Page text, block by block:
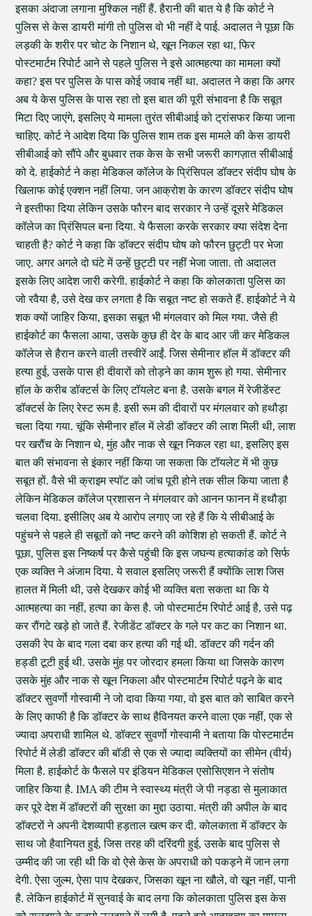
इसका अंदाजा लगाना मुश्किल नहीं हैं. हैरानी की बात ये है कि कोर्ट ने
पुलिस से केस डायरी मांगी तो पुलिस वो भी नहीं दे पाई. अदालत ने पूछा कि
लड़की के शरीर पर चोट के निशान थे, खून निकल रहा था, फिर
पोस्टमार्टम रिपोर्ट आने से पहले पुलिस ने इसे आत्महत्या का मामला क्यों
कहा? इस पर पुलिस के पास कोई जवाब नहीं था. अदालत ने कहा कि अगर
अब ये केस पुलिस के पास रहा तो इस बात की पूरी संभावना है कि सबूत
मिटा दिए जाएंगे, इसलिए ये मामला तुरंत सीबीआई को ट्रांसफर किया जाना
चाहिए. कोर्ट ने आदेश दिया कि पुलिस शाम तक इस मामले की केस डायरी
सीबीआई को सौंपे और बुधवार तक केस के सभी जरूरी कागज़ात सीबीआई
को दे. हाईकोर्ट ने कहा मेडिकल कॉलेज के प्रिंसिपल डॉक्टर संदीप घोष के
खिलाफ कोई एक्शन नहीं लिया. जन आक्रोश के कारण डॉक्टर संदीप घोष
ने इस्तीफा दिया लेकिन उसके फौरन बाद सरकार ने उन्हें दूसरे मेडिकल
कॉलेज का प्रिंसिपल बना दिया. ये फैसला करके सरकार क्या संदेश देना
चाहती है? कोर्ट ने कहा कि डॉक्टर संदीप घोष को फौरन छुट्टी पर भेजा
जाए. अगर अगले दो घंटे में उन्हें छुट्टी पर नहीं भेजा जाता. तो अदालत
इसके लिए आदेश जारी करेगी. हाईकोर्ट ने कहा कि कोलकाता पुलिस का
जो रवैया है, उसे देख कर लगता है कि सबूत नष्ट हो सकते हैं. हाईकोर्ट ने ये
शक क्यों जाहिर किया, इसका सबूत भी मंगलवार को मिल गया. जैसे ही
हाईकोर्ट का फैसला आया, उसके कुछ ही देर के बाद आर जी कर मेडिकल
कॉलेज से हैरान करने वाली तस्वीरें आईं. जिस सेमीनार हॉल में डॉक्टर की
हत्या हुई, उसके पास ही दीवारों को तोड़ने का काम शुरू हो गया. सेमीनार
हॉल के करीब डॉक्टर्स के लिए टॉयलेट बना है. उसके बगल में रेजीडेंस्ट
डॉक्टर्स के लिए रेस्ट रूम है. इसी रूम की दीवारों पर मंगलवार को हथौड़ा
चला दिया गया. चूंकि सेमीनार हॉल में लेडी डॉक्टर की लाश मिली थी, लाश
पर खरौंच के निशान थे, मुंह और नाक से खून निकल रहा था, इसलिए इस
बात की संभावना से इंकार नहीं किया जा सकता कि टॉयलेट में भी कुछ
सबूत हों. वैसे भी क्राइम स्पॉट को जांच पूरी होने तक सील किया जाता है
लेकिन मेडिकल कॉलेज प्रशासन ने मंगलवार को आनन फानन में हथौड़ा
चलवा दिया. इसीलिए अब ये आरोप लगाए जा रहे हैं कि ये सीबीआई के
पहुंचने से पहले ही सबूतों को नष्ट करने की कोशिश हो सकती हैं. कोर्ट ने
पूछा, पुलिस इस निष्कर्ष पर कैसे पहुंची कि इस जघन्य हत्याकांड को सिर्फ
एक व्यक्ति ने अंजाम दिया. ये सवाल इसलिए जरूरी हैं क्योंकि लाश जिस
हालत में मिली थी, उसे देखकर कोई भी व्यक्ति बता सकता था कि ये
आत्महत्या का नहीं, हत्या का केस है. जो पोस्टमार्टम रिपोर्ट आई है, उसे पढ़
कर रौंगटे खड़े हो जाते हैं. रेजीडेंट डॉक्टर के गले पर कट का निशान था.
उसकी रेप के बाद गला दबा कर हत्या की गई थी. डॉक्टर की गर्दन की
हड्डी टूटी हुई थी. उसके मुंह पर जोरदार हमला किया था जिसके कारण
उसके मुंह और नाक से खून निकला और पोस्टमार्टम रिपोर्ट पढ़ने के बाद
डॉक्टर सुवर्णो गोस्वामी ने जो दावा किया गया, वो इस बात को साबित करने
के लिए काफी है कि डॉक्टर के साथ हैविनयत करने वाला एक नहीं, एक से
ज्यादा अपराधी शामिल थे. डॉक्टर सुवर्णो गोस्वामी ने बताया कि पोस्टमार्टम
रिपोर्ट में लेडी डॉक्टर की बॉडी से एक से ज्यादा व्यक्तियों का सीमेन (वीर्य)
मिला है. हाईकोर्ट के फैसले पर इंडियन मेडिकल एसोसिएशन ने संतोष
जाहिर किया है. IMA की टीम ने स्वास्थ्य मंत्री जे पी नड्डा से मुलाकात
कर पूरे देश में डॉक्टरों की सुरक्षा का मुद्दा उठाया. मंत्री की अपील के बाद
डॉक्टरों ने अपनी देशव्यापी हड़ताल खत्म कर दी. कोलकाता में डॉक्टर के
साथ जो हैवानियत हुई, जिस तरह की दरिंदगी हुई, उसके बाद पुलिस से
उम्मीद की जा रही थी कि वो ऐसे केस के अपराधी को पकड़ने में जान लगा
देगी. ऐसा जुल्म, ऐसा पाप देखकर, जिसका खून ना खौले, वो खून नहीं, पानी
है. लेकिन हाईकोर्ट में सुनवाई के बाद लगा कि कोलकाता पुलिस इस केस